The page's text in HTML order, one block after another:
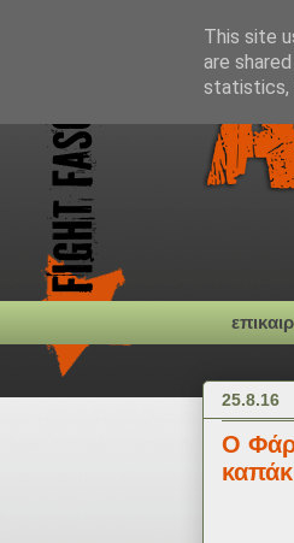
25.8.16
O
This site
are
statistics,